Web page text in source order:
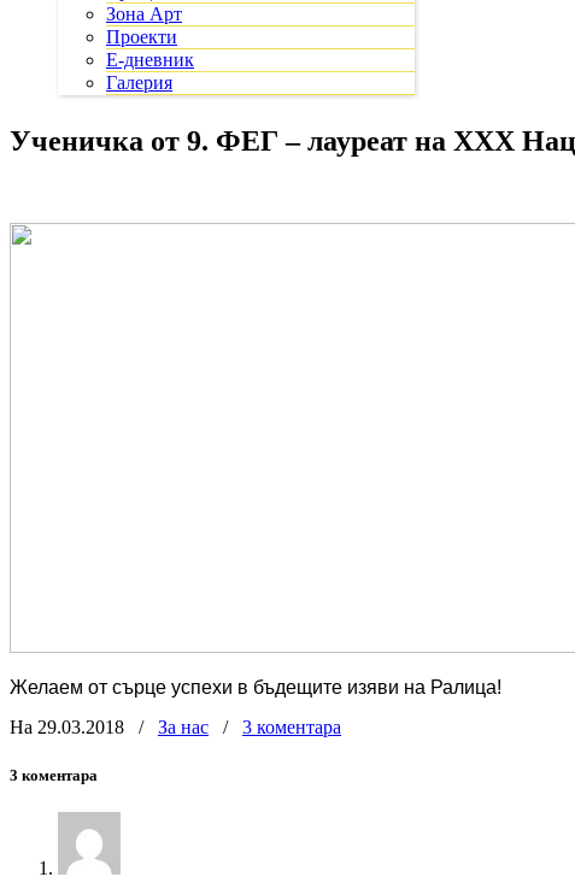
Зона Арт
Проекти
Е-дневник
Галерия
Ученичка от 9. ФЕГ – лауреат на XXX
Желаем от сърце успехи в бъдещите изяви на Ралица!
На 29.03.2018
/ За нас / 3 коментара
3 коментара